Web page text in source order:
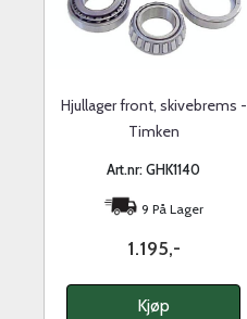
Hjullager front, skivebrems -
Timken
Art.nr: GHK1140
9 På Lager
1.195,-
Kjøp